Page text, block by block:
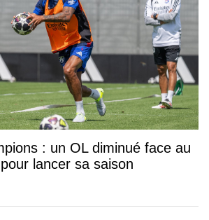
: un OL diminué face au
lancer sa saison